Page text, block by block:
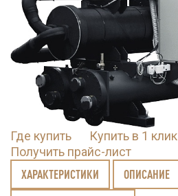
Где купить
Купить в 1 клик
Получить прайс-лист
ХАРАКТЕРИСТИКИ ОПИСАНИЕ